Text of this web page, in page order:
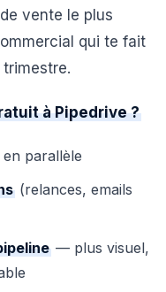
vente le plus
qui te fait
à Pipedrive ?
en parallèle
(relances, emails
— plus visuel,